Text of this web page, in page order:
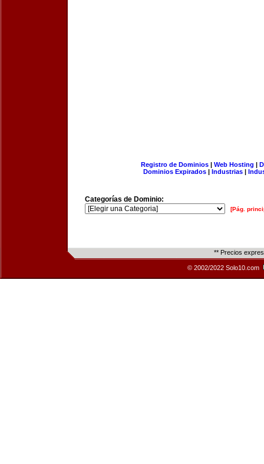
Registro de Dominios| Web Hosting |
Dominios Expirados | Industrias |
Categorías de Dominio:
[Pág.
** Precios
© 2002/2022 Solo10.com